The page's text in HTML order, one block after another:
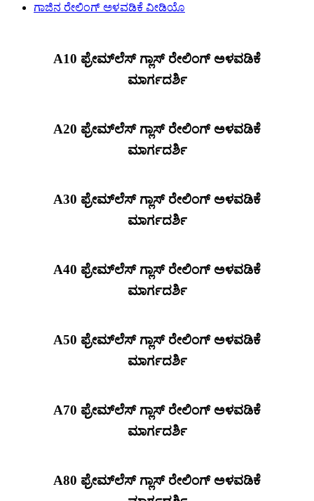
ಗಾಜಿನ ರೇಲಿಂಗ್ ಅಳವಡಿಕೆ ವೀಡಿಯೊ
A10 ಫ್ರೇಮ್‌ಲೆಸ್ ಗ್ಲಾಸ್ ರೇಲಿಂಗ್ ಅಳವಡಿಕೆ
ಮಾರ್ಗದರ್ಶಿ
A20 ಫ್ರೇಮ್‌ಲೆಸ್ ಗ್ಲಾಸ್ ರೇಲಿಂಗ್ ಅಳವಡಿಕೆ
ಮಾರ್ಗದರ್ಶಿ
A30 ಫ್ರೇಮ್‌ಲೆಸ್ ಗ್ಲಾಸ್ ರೇಲಿಂಗ್ ಅಳವಡಿಕೆ
ಮಾರ್ಗದರ್ಶಿ
A40 ಫ್ರೇಮ್‌ಲೆಸ್ ಗ್ಲಾಸ್ ರೇಲಿಂಗ್ ಅಳವಡಿಕೆ
ಮಾರ್ಗದರ್ಶಿ
A50 ಫ್ರೇಮ್‌ಲೆಸ್ ಗ್ಲಾಸ್ ರೇಲಿಂಗ್ ಅಳವಡಿಕೆ
ಮಾರ್ಗದರ್ಶಿ
A70 ಫ್ರೇಮ್‌ಲೆಸ್ ಗ್ಲಾಸ್ ರೇಲಿಂಗ್ ಅಳವಡಿಕೆ
ಮಾರ್ಗದರ್ಶಿ
A80 ಫ್ರೇಮ್‌ಲೆಸ್ ಗ್ಲಾಸ್ ರೇಲಿಂಗ್ ಅಳವಡಿಕೆ